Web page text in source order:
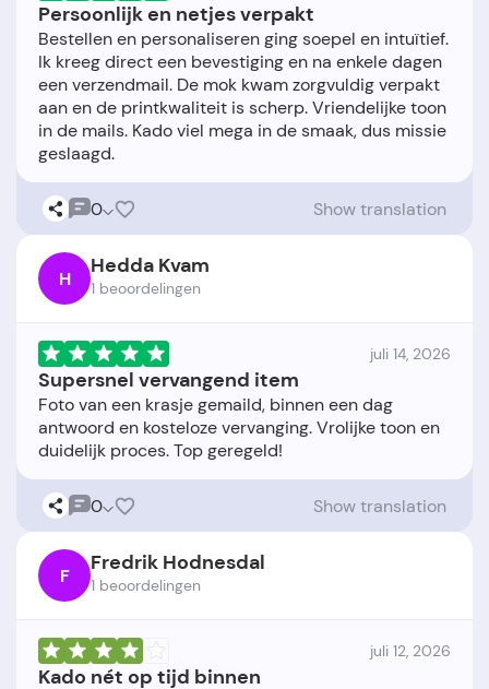
Persoonlijk en netjes verpakt
Bestellen en personaliseren ging soepel en intuïtief.
Ik kreeg direct een bevestiging en na enkele dagen
een verzendmail. De mok kwam zorgvuldig verpakt
aan en de printkwaliteit is scherp. Vriendelijke toon
in de mails. Kado viel mega in de smaak, dus missie
0 Show translation
H Hedda Kvam
1 beoordelingen
juli 14, 2026
Supersnel vervangend item
Foto van een krasje gemaild, binnen een dag
antwoord en kosteloze vervanging. Vrolijke toon en
0 Show translation
F Fredrik Hodnesdal
1 beoordelingen
juli 12, 2026
Kado nét op tijd binnen